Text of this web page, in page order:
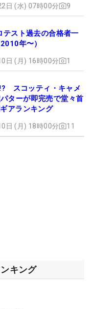
日 (水) 07時00分 9
テスト過去の合格者一
年〜）
日 (月) 16時00分 1
スコッティ・キャメ
ターが即完売で堂々首
アランキング
日 (月) 18時00分 11
キング